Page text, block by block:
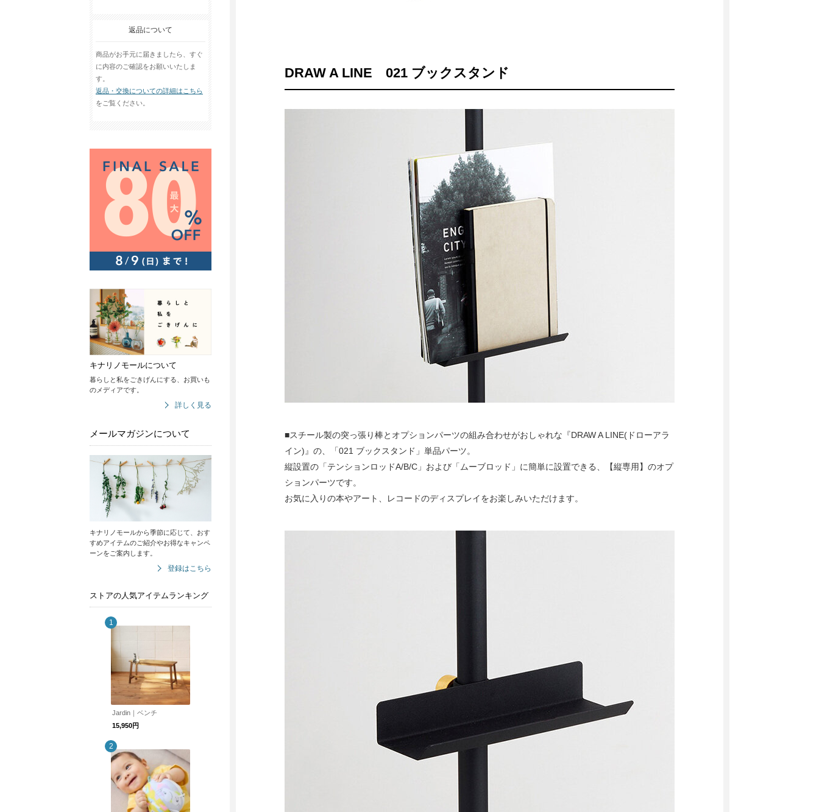
返品について
商品がお手元に届きましたら、すぐ
に内容のご確認をお願いいたしま
す。
返品・交換についての詳細はこちら
をご覧ください。
キナリノモールについて
暮らしと私をごきげんにする、お買いも
のメディアです。
詳しく見る
メールマガジンについて
キナリノモールから季節に応じて、おす
すめアイテムのご紹介やお得なキャンペ
ーンをご案内します。
登録はこちら
ストアの人気アイテムランキング
Jardin｜ベンチ
15,950円
DRAW A LINE 021 ブックスタンド
■スチール製の突っ張り棒とオプションパーツの組み合わせがおしゃれな『DRAW A LINE(ドローアラ
イン)』の、「021 ブックスタンド」単品パーツ。
縦設置の「テンションロッドA/B/C」および「ムーブロッド」に簡単に設置できる、【縦専用】のオプ
ションパーツです。
お気に入りの本やアート、レコードのディスプレイをお楽しみいただけます。